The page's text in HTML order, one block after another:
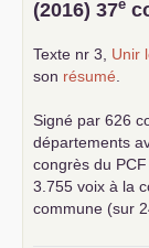
(2016) 37e
Texte nr 3, Unir
son résumé
Signé par 626
départements
congrès du PCF
3.755 voix à la
commune (sur